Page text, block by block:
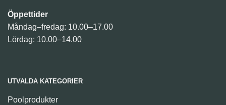
Öppettider
Måndag–fredag: 10.00–17.00
Lördag: 10.00–14.00
UTVALDA KATEGORIER
Poolprodukter